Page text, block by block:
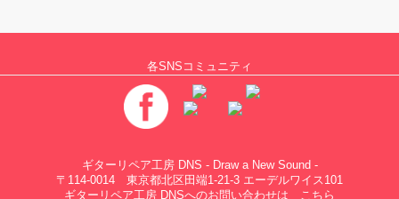
各SNSコミュニティ
ギターリペア工房 DNS - Draw a New Sound -
〒114-0014 東京都北区田端1-21-3 エーデルワイス101
ギターリペア工房 DNSへのお問い合わせは
こちら